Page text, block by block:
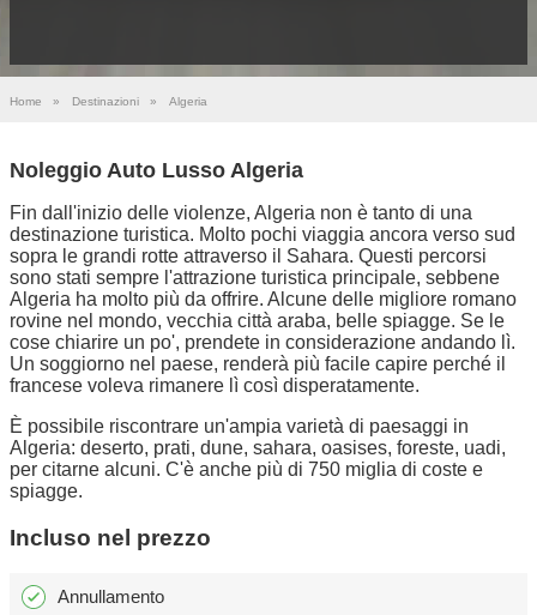
Home » Destinazioni » Algeria
Noleggio Auto Lusso Algeria
Fin dall'inizio delle violenze, Algeria non è tanto di una
destinazione turistica. Molto pochi viaggia ancora verso sud
sopra le grandi rotte attraverso il Sahara. Questi percorsi
sono stati sempre l'attrazione turistica principale, sebbene
Algeria ha molto più da offrire. Alcune delle migliore romano
rovine nel mondo, vecchia città araba, belle spiagge. Se le
cose chiarire un po', prendete in considerazione andando lì.
Un soggiorno nel paese, renderà più facile capire perché il
francese voleva rimanere lì così disperatamente.
È possibile riscontrare un'ampia varietà di paesaggi in
Algeria: deserto, prati, dune, sahara, oasises, foreste, uadi,
per citarne alcuni. C'è anche più di 750 miglia di coste e
spiagge.
Incluso nel prezzo
Annullamento